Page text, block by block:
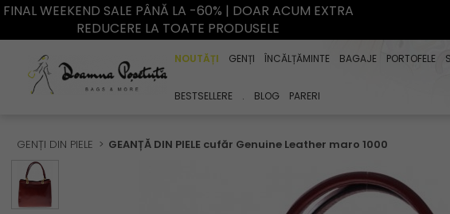
FINAL WEEKEND SALE PÂNĂ LA -60% | DOAR ACUM EXTRA
REDUCERE LA TOATE PRODUSELE
NOUTĂȚI GENȚI ÎNCĂLȚĂMINTE BAGAJE PORTOFELE
BESTSELLERE . BLOG PARERI
GENȚI DIN PIELE GEANȚĂ DIN PIELE cufăr Genuine Leather maro 1000